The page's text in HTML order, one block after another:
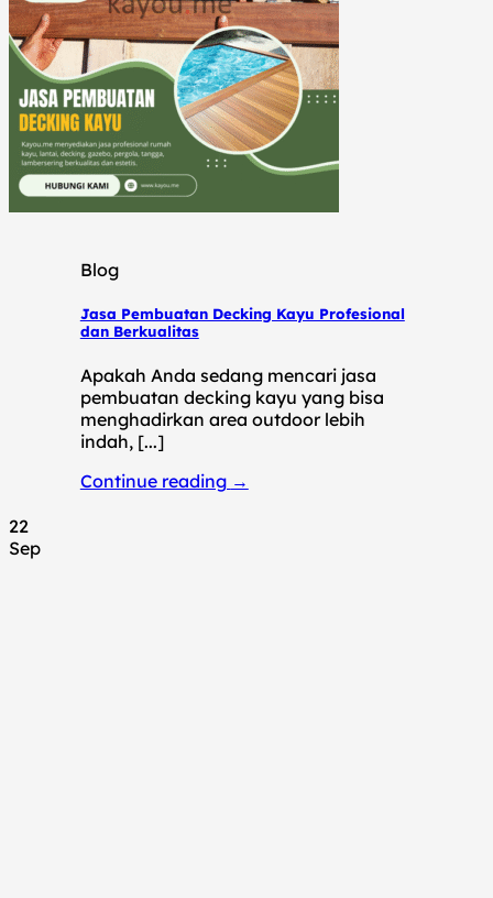
Blog
Jasa Pembuatan Decking Kayu Profesional
dan Berkualitas
Apakah Anda sedang mencari jasa
pembuatan decking kayu yang bisa
menghadirkan area outdoor lebih
indah, [...]
Continue reading →
22
Sep